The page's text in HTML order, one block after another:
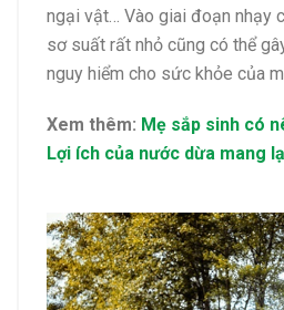
ngại vật… Vào giai đoạn nhạy
sơ suất rất nhỏ cũng có thể
nguy hiểm cho sức khỏe của
Xem thêm: Mẹ sắp sinh có
Lợi ích của nước dừa mang